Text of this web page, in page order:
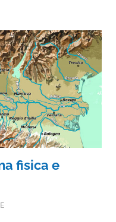
fisica e